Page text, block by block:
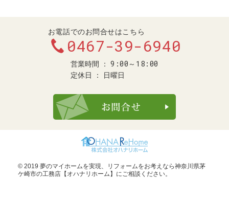
お電話でのお問合せはこちら
0467-39-6940
営業時間 9:00～18:00
定休日 日曜日
© 2019 夢のマイホームを実現、
リフォームをお考えなら神奈川県茅
ケ崎市の工務店【オハナリホーム】 にご相談ください。